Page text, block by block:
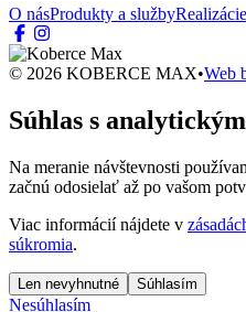
O násProdukty a službyRealizácie
© 2026 KOBERCE MAX•Web
Súhlas s
Na meranie návštevnosti
začnú odosielať až po vašom
Viac informácií nájdete v
súkromia.
Len nevyhnutné Súhlasím
Nesúhlasím